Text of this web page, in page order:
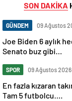
SON DAKİKA
GÜNDEM 09 Ağustos
Joe Biden 6 aylık
Senato buz gibi…
SPOR 09 Ağustos 2026
En fazla kızaran
Tam 5 futbolcu….